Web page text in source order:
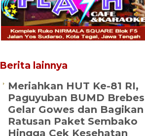
Berita lainnya
Meriahkan HUT Ke-81 RI,
Paguyuban BUMD Brebes
Gelar Gowes dan Bagikan
Ratusan Paket Sembako
Hingga Cek Kesehatan